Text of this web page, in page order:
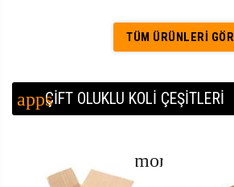
TÜM ÜRÜNLERI GÖR
ÇİFT OLUKLU KOLİ ÇEŞİTLERİ